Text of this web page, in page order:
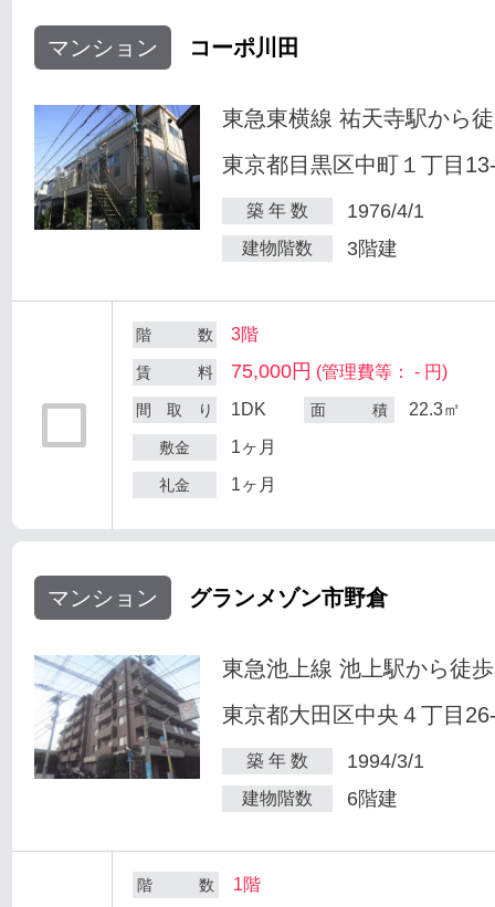
マンション コーポ川田
東急東横線 祐天寺駅から
東京都目黒区中町１丁目
築 年 数 1976/4/1
建物階数 3階建
階 数 3階
賃 料 75,000円 (管理費等： - 円)
間 取 り 1DK 面 積 22.3㎡
敷金 1ヶ月
礼金 1ヶ月
マンション グランメゾン市野倉
東急池上線 池上駅から徒
東京都大田区中央４丁目
築 年 数 1994/3/1
建物階数 6階建
階 数 1階